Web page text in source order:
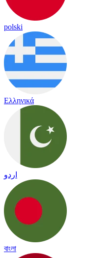
polski
Ελληνικά
اردو
বাংলা